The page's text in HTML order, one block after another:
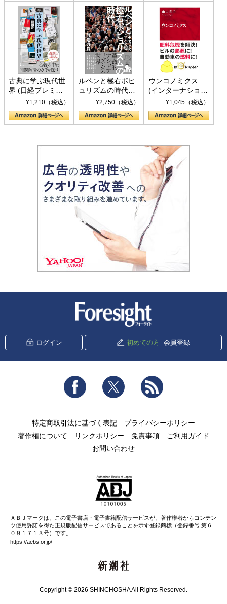
古典に学ぶ現代世
界 (日経プレミア
シリーズ)¥1,210（税込）
ルペンと極右ポピ
ュリズムの時代：
〈ヤヌス〉の二つ
の顔
¥2,750（税込）
ウンコノミクス
(インターナショナ
ル新書)¥1,045（税込）
ログイン 初めての方 会員登録
Facebook Twitter
特定商取引法に基づく表記
プライバシーポリシー
著作権について
リンクポリシー 免責事項
ご利用ガイド
お問い合わせ
ＡＢＪマークは、この電子書店・電子書籍配信サービスが、著作権者からコンテン
ツ使用許諾を得た正規版配信サービスであることを示す登録商標（登録番号 第６
０９１７１３号）です。
https://aebs.or.jp/
Copyright © 2026 SHINCHOSHA All Rights Reserved.